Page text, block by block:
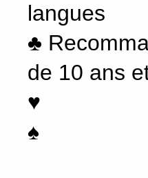
langues
♣
de 10 ans
♥
♠